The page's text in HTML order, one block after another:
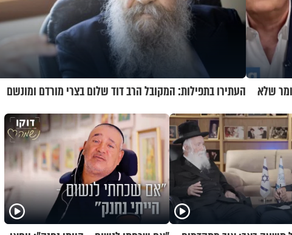
שלא
העתירו בתפילות: המקובל הרב דוד שלום בצרי מורדם ומונשם